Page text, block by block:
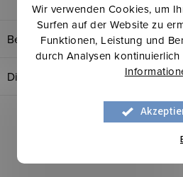
Wir verwenden Cookies, um
Surfen auf der Website zu
Funktionen, Leistung und
durch Analysen kontinuierlich
Bewertung
Diskussion